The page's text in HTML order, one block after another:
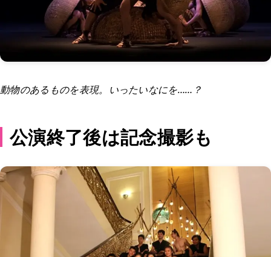
動物のあるものを表現。いったいなにを……？
公演終了後は記念撮影も